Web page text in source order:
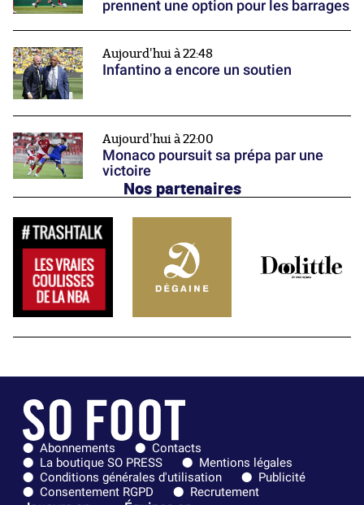
prennent une option pour les barrages
Aujourd'hui à 22:48
Infantino a encore un soutien
Aujourd'hui à 22:00
Monaco poursuit sa prépa par une
victoire
Nos partenaires
Abonnements
Contacts
La boutique SO PRESS
Mentions légales
Conditions générales d'utilisation
Publicité
Consentement RGPD
Recrutement